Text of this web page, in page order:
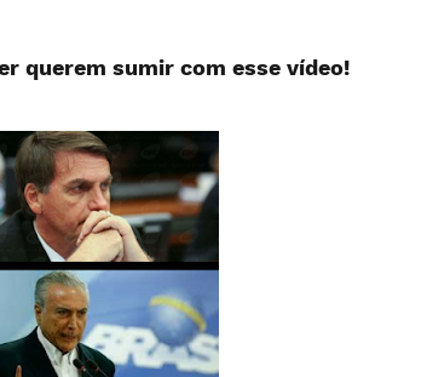
querem sumir com esse vídeo!